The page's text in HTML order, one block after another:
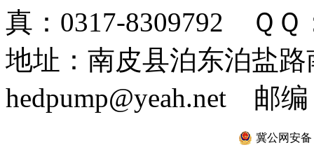
真：0317-8309792 ＱＱ
地址：南皮县泊东泊盐
hedpump@yeah.net 邮编
冀公网安备